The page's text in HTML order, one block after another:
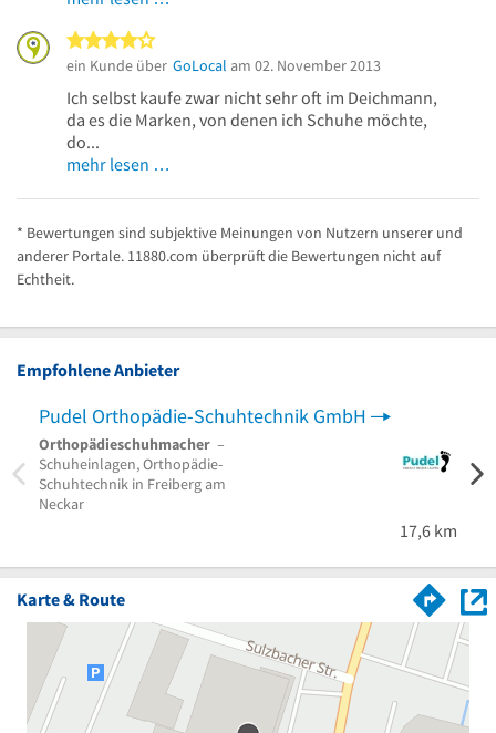
ein Kunde über GoLocal am 02. November 2013
Ich selbst kaufe zwar nicht sehr oft im Deichmann,
da es die Marken, von denen ich Schuhe möchte,
do...
mehr lesen …
* Bewertungen sind subjektive Meinungen von Nutzern unserer und
anderer Portale. 11880.com überprüft die Bewertungen nicht auf
Echtheit.
Empfohlene Anbieter
Pudel Orthopädie-Schuhtechnik GmbH
Orthopädieschuhmacher –
Schuheinlagen, Orthopädie-
Schuhtechnik in Freiberg am
Neckar
17,6 km
Karte & Route